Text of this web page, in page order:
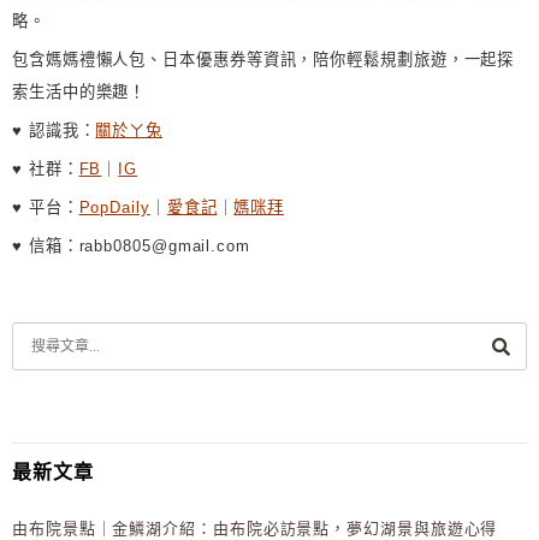
略。
包含媽媽禮懶人包、日本優惠券等資訊，陪你輕鬆規劃旅遊，一起探
索生活中的樂趣！
♥ 認識我： 關於ㄚ兔
♥ 社群： FB IG
♥ 平台： PopDaily 愛食記 ｜媽咪拜
♥ 信箱：rabb0805@gmail.com
最新文章
由布院景點｜金鱗湖介紹：由布院必訪景點，夢幻湖景與旅遊心得